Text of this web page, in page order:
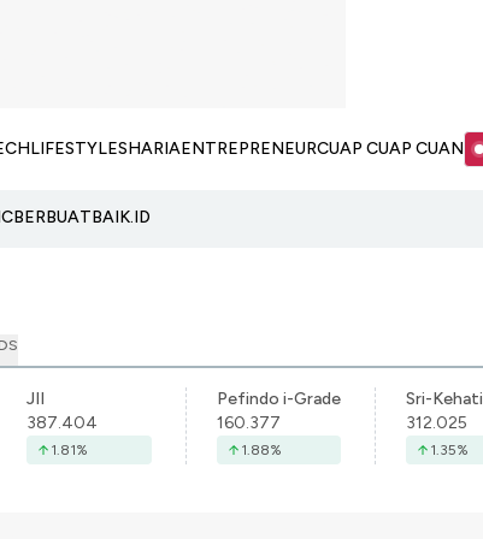
LIFESTYLESHARIAENTREPRENEURCUAP CUAP CUAN
BERBUATBAIK.ID
JII
387.404
1.81%
Pefindo i-Grade
160.377
1.88%
Sri-Kehati
312.025
1.35%